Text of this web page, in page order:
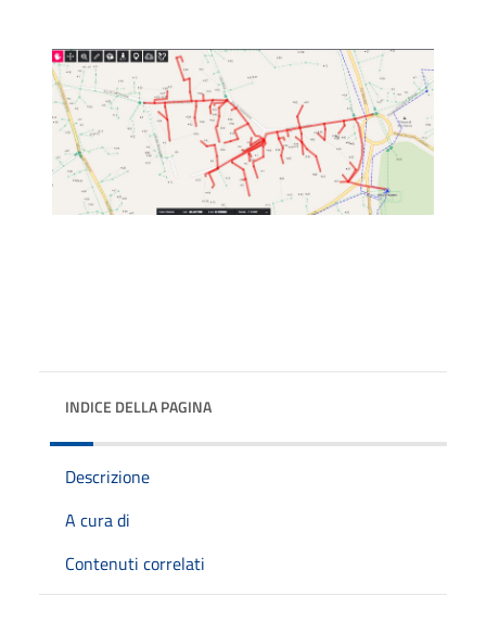
INDICE DELLA PAGINA
Descrizione
A cura di
Contenuti correlati